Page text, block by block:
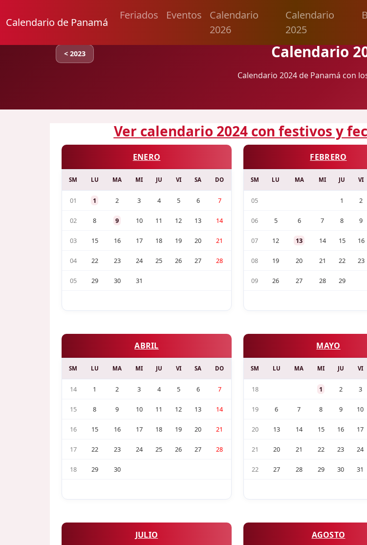
Calendario de Panamá
Feriados Eventos
Calendario
2026
Calendario
2025
< 2023 Calendario
Calendario 2024 de Panamá con
Ver calendario 2024 con festivos y
ENERO
SM LU MA MI JU VI SA DO
01 1 2 3 4 5 6 7
02 8 9 10 11 12 13 14
03 15 16 17 18 19 20 21
04 22 23 24 25 26 27 28
05 29 30 31
FEBRERO
SM LU MA MI JU VI
05 1 2
06 5 6 7 8 9
07 12 13 14 15 16
08 19 20 21 22 23
09 26 27 28 29
ABRIL
SM LU MA MI JU VI SA DO
14 1 2 3 4 5 6 7
15 8 9 10 11 12 13 14
16 15 16 17 18 19 20 21
17 22 23 24 25 26 27 28
18 29 30
MAYO
SM LU MA MI JU VI
18 1 2 3
19 6 7 8 9 10
20 13 14 15 16 17
21 20 21 22 23 24
22 27 28 29 30 31
JULIO AGOSTO